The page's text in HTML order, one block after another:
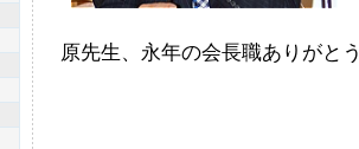
原先生、永年の会長職ありがと